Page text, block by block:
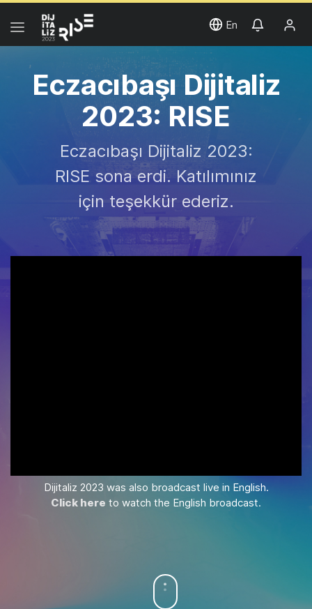
En
Eczacıbaşı Dijitaliz
2023: RISE
Eczacıbaşı Dijitaliz 2023:
RISE sona erdi. Katılımınız
için teşekkür ederiz.
Dijitaliz 2023 was also broadcast live in English.
Click here to watch the English broadcast.